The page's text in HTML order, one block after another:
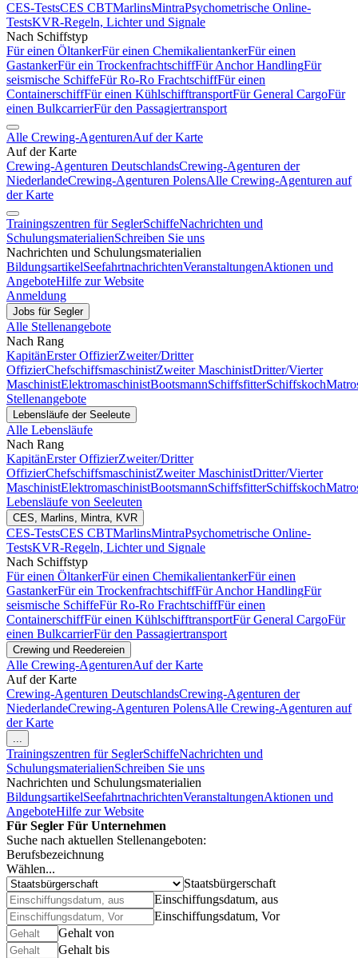
CES-TestsCES CBTMarlinsMintraPsychometrische Online-
TestsKVR-Regeln, Lichter und Signale
Nach Schiffstyp
Für einen ÖltankerFür einen ChemikalientankerFür einen
GastankerFür ein TrockenfrachtschiffFür Anchor HandlingFür
seismische SchiffeFür Ro-Ro FrachtschiffFür einen
ContainerschiffFür einen KühlschifftransportFür General CargoFür
einen BulkcarrierFür den Passagiertransport
Alle Crewing-AgenturenAuf der Karte
Auf der Karte
Crewing-Agenturen DeutschlandsCrewing-Agenturen der
NiederlandeCrewing-Agenturen PolensAlle Crewing-Agenturen auf
der Karte
Trainingszentren für SeglerSchiffeNachrichten und
SchulungsmaterialienSchreiben Sie uns
Nachrichten und Schulungsmaterialien
BildungsartikelSeefahrtnachrichtenVeranstaltungenAktionen und
AngeboteHilfe zur Website
Anmeldung
Jobs für Segler
Alle Stellenangebote
Nach Rang
KapitänErster OffizierZweiter/Dritter
OffizierChefschiffsmaschinistZweiter MaschinistDritter/Vierter
MaschinistElektromaschinistBootsmannSchiffsfitterSchiffskoch
Stellenangebote
Lebensläufe der Seeleute
Alle Lebensläufe
Nach Rang
KapitänErster OffizierZweiter/Dritter
OffizierChefschiffsmaschinistZweiter MaschinistDritter/Vierter
MaschinistElektromaschinistBootsmannSchiffsfitterSchiffskoch
Lebensläufe von Seeleuten
CES, Marlins, Mintra, KVR
CES-TestsCES CBTMarlinsMintraPsychometrische Online-
TestsKVR-Regeln, Lichter und Signale
Nach Schiffstyp
Für einen ÖltankerFür einen ChemikalientankerFür einen
GastankerFür ein TrockenfrachtschiffFür Anchor HandlingFür
seismische SchiffeFür Ro-Ro FrachtschiffFür einen
ContainerschiffFür einen KühlschifftransportFür General CargoFür
einen BulkcarrierFür den Passagiertransport
Crewing und Reedereien
Alle Crewing-AgenturenAuf der Karte
Auf der Karte
Crewing-Agenturen DeutschlandsCrewing-Agenturen der
NiederlandeCrewing-Agenturen PolensAlle Crewing-Agenturen auf
der Karte
...
Trainingszentren für SeglerSchiffeNachrichten und
SchulungsmaterialienSchreiben Sie uns
Nachrichten und Schulungsmaterialien
BildungsartikelSeefahrtnachrichtenVeranstaltungenAktionen und
AngeboteHilfe zur Website
Für Segler Für Unternehmen
Suche nach aktuellen Stellenangeboten:
Berufsbezeichnung
Wählen...
Staatsbürgerschaft
Einschiffungsdatum, aus
Einschiffungsdatum, Vor
Gehalt von
Gehalt bis